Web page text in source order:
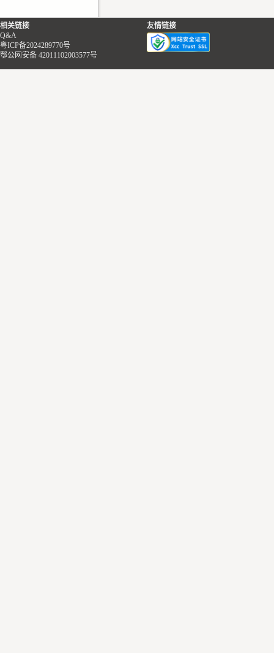
相关链接
Q&A
粤ICP备2024289770号
鄂公网安备 42011102003577号
友情链接